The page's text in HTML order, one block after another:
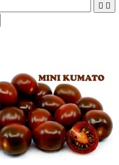
 